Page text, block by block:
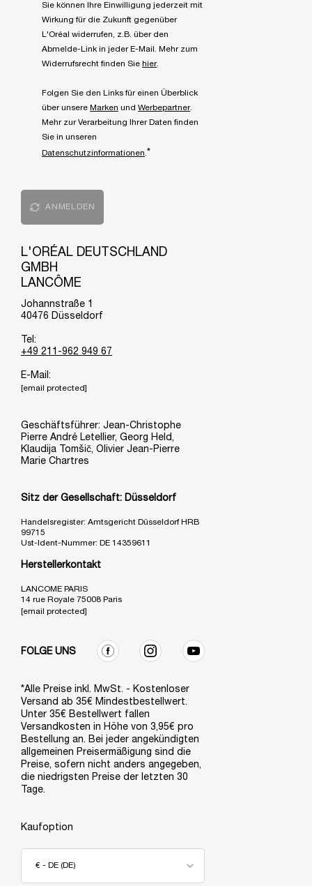
Sie können Ihre Einwilligung jederzeit mit
Wirkung für die Zukunft gegenüber
L'Oréal widerrufen, z.B. über den
Abmelde-Link in jeder E-Mail. Mehr zum
Widerrufsrecht finden Sie hier.
Folgen Sie den Links für einen Überblick
über unsere Marken und Werbepartner.
Mehr zur Verarbeitung Ihrer Daten finden
Sie in unseren
Datenschutzinformationen *
ANMELDEN
L'ORÉAL DEUTSCHLAND
GMBH
LANCÔME
Johannstraße 1
40476 Düsseldorf
Tel:
+49 211-962 949 67
E-Mail:
[email protected]
Geschäftsführer: Jean-Christophe
Pierre André Letellier, Georg Held,
Klaudija Tomšič, Olivier Jean-Pierre
Marie Chartres
Sitz der Gesellschaft: Düsseldorf
Handelsregister: Amtsgericht Düsseldorf HRB
99715
Ust-Ident-Nummer: DE 14359611
Herstellerkontakt
LANCOME PARIS
14 rue Royale 75008 Paris
[email protected]
FOLGE UNS
*Alle Preise inkl. MwSt. - Kostenloser
Versand ab 35€ Mindestbestellwert.
Unter 35€ Bestellwert fallen
Versandkosten in Höhe von 3,95€ pro
Bestellung an. Bei jeder angekündigten
allgemeinen Preisermäßigung sind die
Preise, sofern nicht anders angegeben,
die niedrigsten Preise der letzten 30
Tage.
Kaufoption
€ - DE (DE)